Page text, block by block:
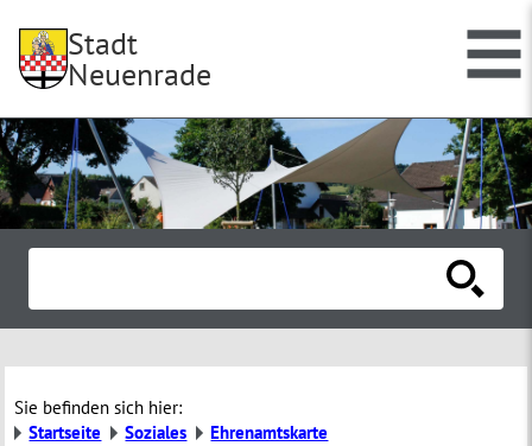
Stadt
Neuenrade
Sie befinden sich hier:
Startseite
Soziales Ehrenamtskarte